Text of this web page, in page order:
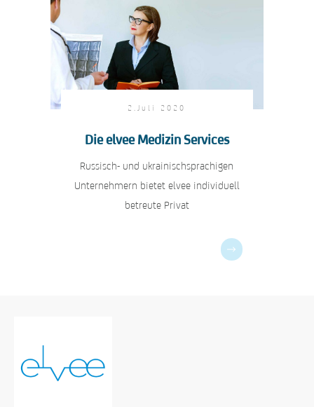
2.Juli 2020
Die elvee Medizin Services
Russisch- und ukrainischsprachigen
Unternehmern bietet elvee individuell
betreute Privat